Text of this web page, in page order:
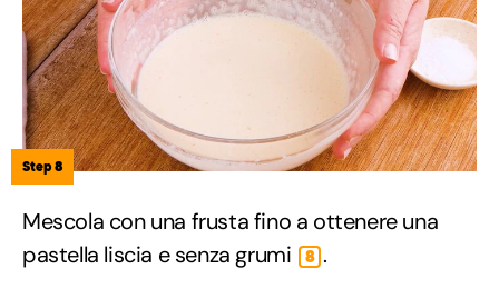
Step 8
Mescola con una frusta fino a ottenere una
pastella liscia e senza grumi
8 .